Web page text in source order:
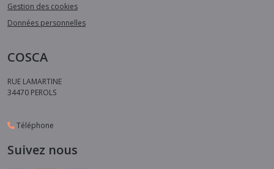
Gestion des cookies
Données personnelles
COSCA
RUE LAMARTINE
34470 PEROLS
Téléphone
Suivez nous